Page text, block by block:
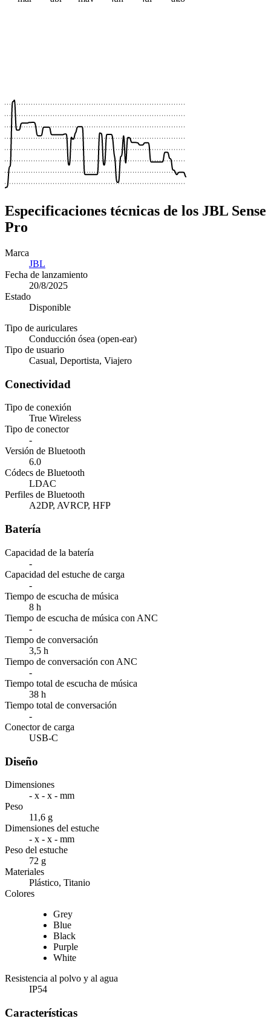
Especificaciones técnicas de los JBL Sense
Pro
Marca
JBL
Fecha de lanzamiento
20/8/2025
Estado
Disponible
Tipo de auriculares
Conducción ósea (open-ear)
Tipo de usuario
Casual, Deportista, Viajero
Conectividad
Tipo de conexión
True Wireless
Tipo de conector
-
Versión de Bluetooth
6.0
Códecs de Bluetooth
LDAC
Perfiles de Bluetooth
A2DP, AVRCP, HFP
Batería
Capacidad de la batería
-
Capacidad del estuche de carga
-
Tiempo de escucha de música
8 h
Tiempo de escucha de música con ANC
-
Tiempo de conversación
3,5 h
Tiempo de conversación con ANC
-
Tiempo total de escucha de música
38 h
Tiempo total de conversación
-
Conector de carga
USB-C
Diseño
Dimensiones
- x - x - mm
Peso
11,6 g
Dimensiones del estuche
- x - x - mm
Peso del estuche
72 g
Materiales
Plástico, Titanio
Colores
Grey
Blue
Black
Purple
White
Resistencia al polvo y al agua
IP54
Características